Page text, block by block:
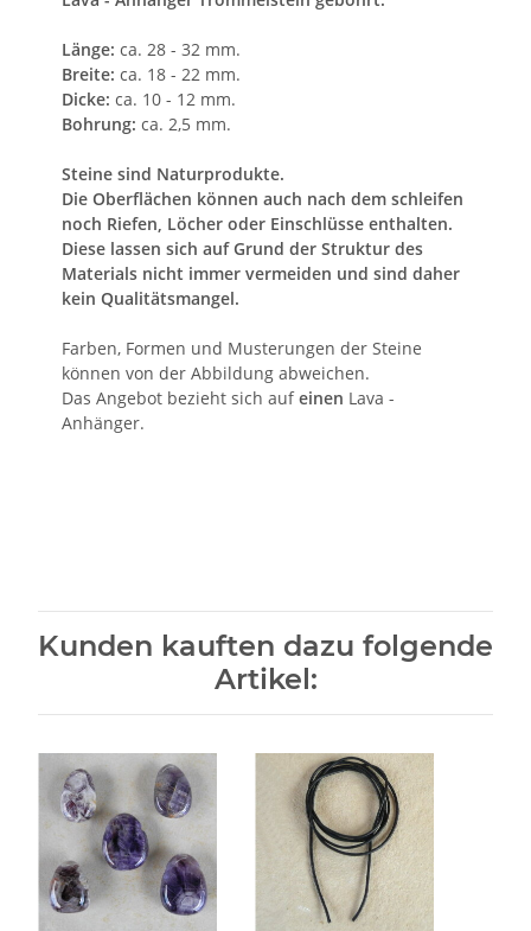
Länge: ca. 28 - 32 mm.
Breite: ca. 18 - 22 mm.
Dicke: ca. 10 - 12 mm.
Bohrung: ca. 2,5 mm.
Steine sind Naturprodukte.
Die Oberflächen können auch nach dem schleifen
noch Riefen, Löcher oder Einschlüsse enthalten.
Diese lassen sich auf Grund der Struktur des
Materials nicht immer vermeiden und sind daher
kein Qualitätsmangel.
Farben, Formen und Musterungen der Steine
können von der Abbildung abweichen.
Das Angebot bezieht sich aufeinen Lava -
Anhänger.
Kunden kauften dazu folgende
Artikel: